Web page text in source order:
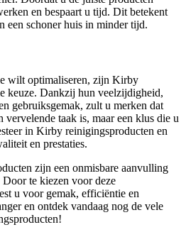
en bespaart u tijd. Dit betekent
een schoner huis in minder tijd.
wilt optimaliseren, zijn Kirby
keuze. Dankzij hun veelzijdigheid,
gebruiksgemak, zult u merken dat
vervelende taak is, maar een klus die u
in Kirby reinigingsproducten en
en prestaties.
zijn een onmisbare aanvulling
te kiezen voor deze
u voor gemak, efficiëntie en
en ontdek vandaag nog de vele